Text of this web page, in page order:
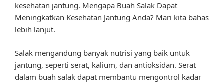
kesehatan jantung. Mengapa Buah Salak Dapat
Meningkatkan Kesehatan Jantung Anda? Mari kita bahas
lebih lanjut.
Salak mengandung banyak nutrisi yang baik untuk
jantung, seperti serat, kalium, dan antioksidan. Serat
dalam buah salak dapat membantu mengontrol kadar